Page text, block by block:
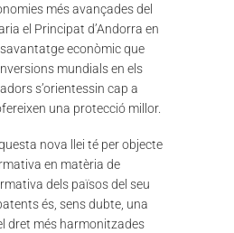
més avançades del
el Principat d’Andorra en
econòmic que
mundials en els
s’orientessin cap a
una protecció millor.
nova llei té per objecte
en matèria de
dels països del seu
és, sens dubte, una
dret més harmonitzades